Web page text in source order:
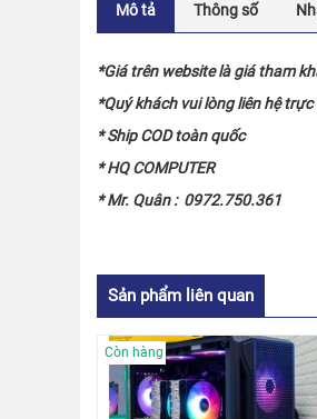
Mô tả Thông số
*Giá trên website là giá tham
*Quý khách vui lòng liên hệ
* Ship COD toàn quốc
* HQ COMPUTER
* Mr. Quân : 0972.750.361
Sản phẩm liên quan
Còn hàng